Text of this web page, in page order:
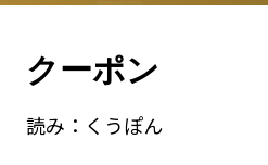
クーポン
読み： くうぽん